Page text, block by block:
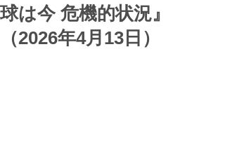
球は今 危機的状況』
（2026年4月13日）